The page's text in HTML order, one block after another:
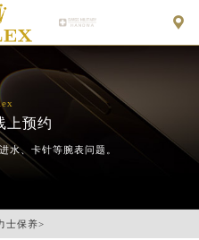

上预约
水、卡针等腕表问题。
士保养>